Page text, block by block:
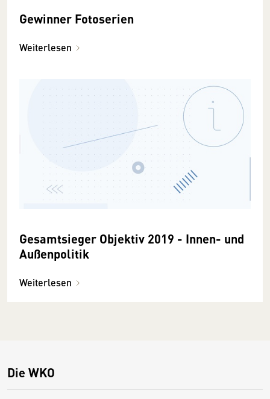
Gewinner Fotoserien
Weiterlesen
Gesamtsieger Objektiv 2019 - Innen- und
Außenpolitik
Weiterlesen
Die WKO